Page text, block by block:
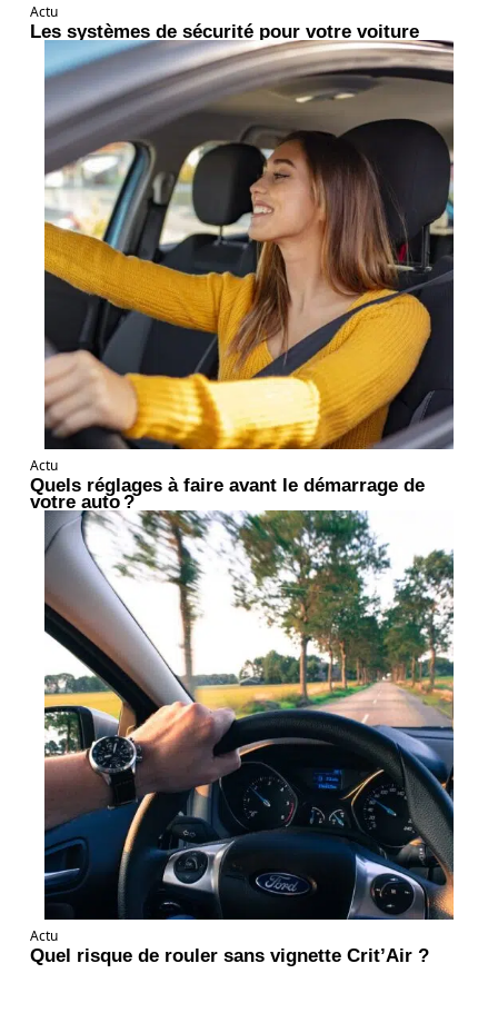
Actu
Les systèmes de sécurité pour votre voiture
Actu
Quels réglages à faire avant le démarrage de
votre auto ?
Actu
Quel risque de rouler sans vignette Crit’Air ?